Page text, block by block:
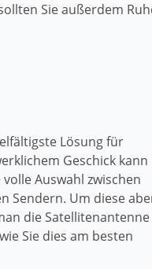
Sie außerdem
Lösung für
Geschick kann
Auswahl zwischen
Sendern. Um diese
die Satellitenantenne
Sie dies am besten